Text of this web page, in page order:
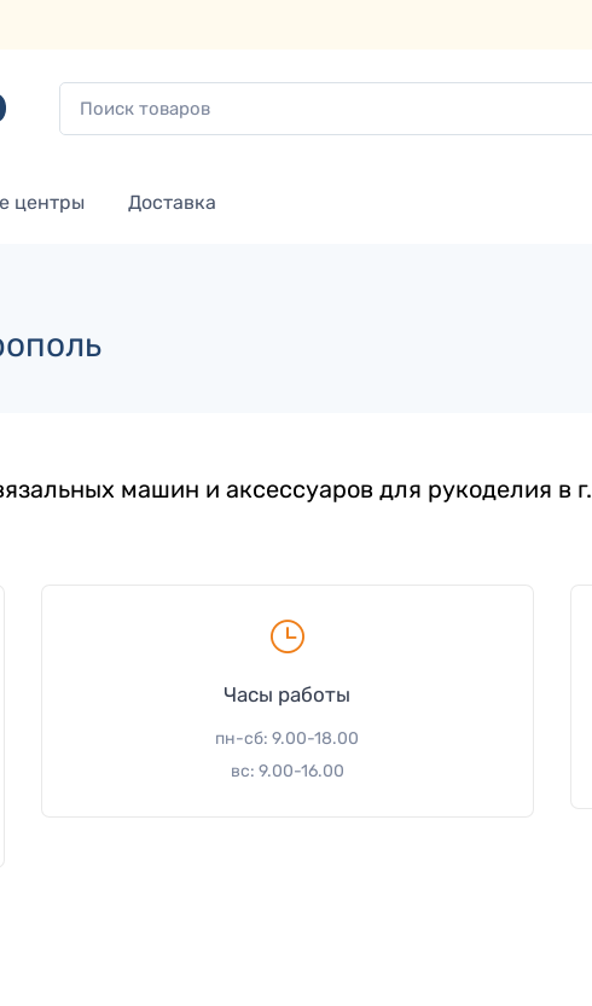
центры Доставка
машин и аксессуаров для рукоделия в г.
Часы работы
пн-сб: 9.00-18.00
вс: 9.00-16.00